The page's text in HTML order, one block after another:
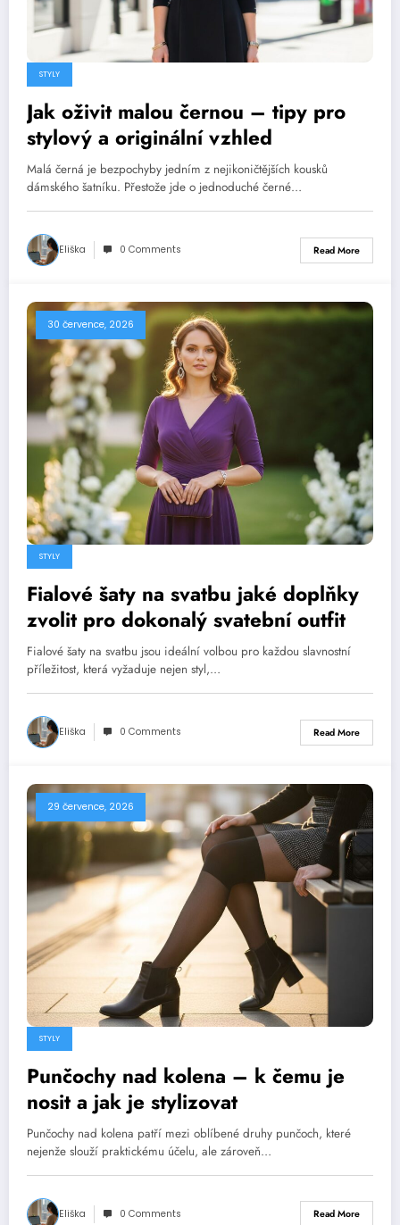
STYLY
Jak oživit malou černou – tipy pro
stylový a originální vzhled
Malá černá je bezpochyby jedním z nejikoničtějších kousků
dámského šatníku. Přestože jde o jednoduché černé…
Eliška 0 Comments Read More
30 července, 2026
STYLY
Fialové šaty na svatbu jaké doplňky
zvolit pro dokonalý svatební outfit
Fialové šaty na svatbu jsou ideální volbou pro každou slavnostní
příležitost, která vyžaduje nejen styl,…
Eliška 0 Comments Read More
29 července, 2026
STYLY
Punčochy nad kolena – k čemu je
nosit a jak je stylizovat
Punčochy nad kolena patří mezi oblíbené druhy punčoch, které
nejenže slouží praktickému účelu, ale zároveň…
Eliška 0 Comments Read More